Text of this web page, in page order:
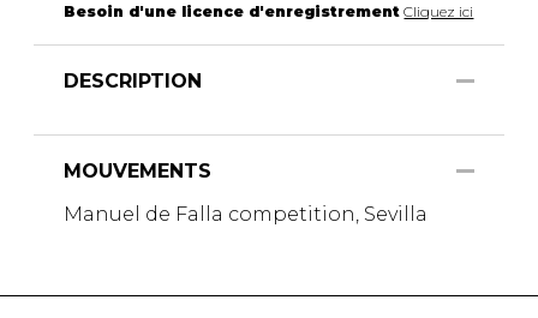
Besoin d'une licence d'enregistrement Cliquez ici
DESCRIPTION
MOUVEMENTS
Manuel de Falla competition, Sevilla